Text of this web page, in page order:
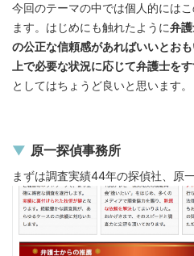
今回のテーマの中では個人的には
ます。はじめにも触れたように弁
の公正な信頼感があればいいとお
上で必要な状況に応じて弁護士を
としてはちょうど良いと思います。
原一探偵事務所
まずは調査実績44年の探偵社、原